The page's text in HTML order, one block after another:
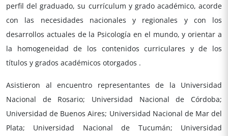
perfil del graduado, su currículum y grado académico, acorde
con las necesidades nacionales y regionales y con los
desarrollos actuales de la Psicología en el mundo, y orientar a
la homogeneidad de los contenidos curriculares y de los
títulos y grados académicos otorgados .
Asistieron al encuentro representantes de la Universidad
Nacional de Rosario; Universidad Nacional de Córdoba;
Universidad de Buenos Aires; Universidad Nacional de Mar del
Plata; Universidad Nacional de Tucumán; Universidad